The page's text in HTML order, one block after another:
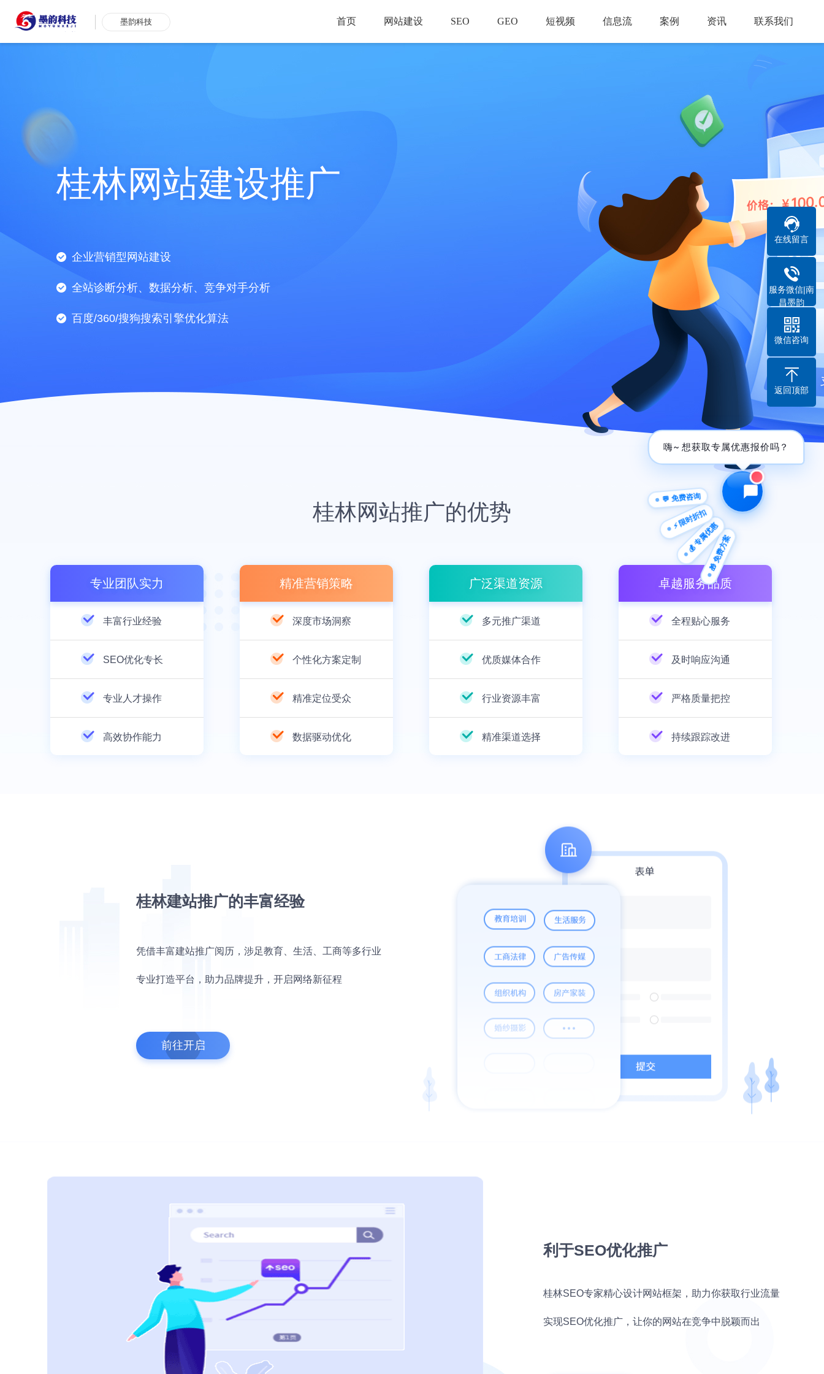
墨韵科技 首页 网站建设 SEO GEO 短视频 信息流 案例 资讯 联系我们
桂林网站建设推广
企业营销型网站建设
全站诊断分析、数据分析、竞争对手分析
百度/360/搜狗搜索引擎优化算法
桂林网站推广的优势
专业团队实力
丰富行业经验
SEO优化专长
专业人才操作
高效协作能力
精准营销策略
深度市场洞察
个性化方案定制
精准定位受众
数据驱动优化
广泛渠道资源
多元推广渠道
优质媒体合作
行业资源丰富
精准渠道选择
卓越服务品质
全程贴心服务
及时响应沟通
严格质量把控
持续跟踪改进
桂林建站推广的丰富经验
凭借丰富建站推广阅历，涉足教育、生活、工商等多行业
专业打造平台，助力品牌提升，开启网络新征程
前往开启
利于SEO优化推广
桂林SEO专家精心设计网站框架，助力你获取行业流量
实现SEO优化推广，让你的网站在竞争中脱颖而出
在线留言
服务微信|南
昌墨韵
微信咨询
返回顶部
🎁 免费方案
💰 专属优惠
⚡ 限时折扣
💬 免费咨询
嗨~ 想获取专属优惠报|